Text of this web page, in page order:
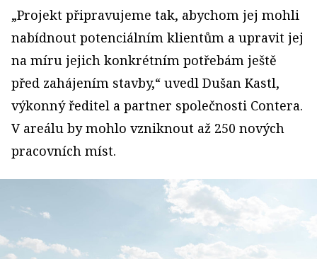
„Projekt připravujeme tak, abychom jej mohli
nabídnout potenciálním klientům a upravit jej
na míru jejich konkrétním potřebám ještě
před zahájením stavby,“ uvedl Dušan Kastl,
výkonný ředitel a partner společnosti Contera.
V areálu by mohlo vzniknout až 250 nových
pracovních míst.